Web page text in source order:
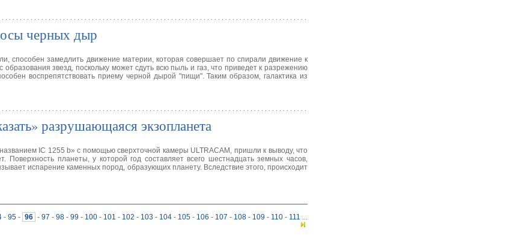
черных дыр
способен замедлить движение материи, которая совершает по спирали движение к
звезд, поскольку может сдуть всю пыль и газ, что приведет к разрежению
воспрепятствовать приему черной дырой "пищи". Таким образом, галактика из
разрушающаяся экзопланета
IC 1255 b» с помощью сверхточной камеры ULTRACAM, пришли к выводу, что
Поверхность планеты, у которой год составляет всего шестнадцать земных часов,
испарение каменных пород, образующих планету. Вследствие этого, происходит
- 95 - 96 - 97 - 98 - 99 - 100 - 101 - 102 - 103 - 104 - 105 - 106 - 107 - 108 - 109 - 110 - 111 ...